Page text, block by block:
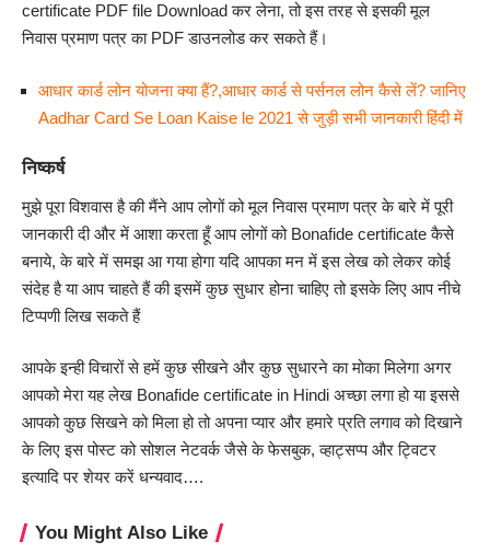
certificate PDF file Download कर लेना, तो इस तरह से इसकी मूल
निवास प्रमाण पत्र का PDF डाउनलोड कर सकते हैं।
आधार कार्ड लोन योजना क्या हैं?,आधार कार्ड से पर्सनल लोन कैसे लें? जानिए
Aadhar Card Se Loan Kaise le 2021 से जुड़ी सभी जानकारी हिंदी में
निष्कर्ष
मुझे पूरा विशवास है की मैंने आप लोगों को मूल निवास प्रमाण पत्र के बारे में पूरी
जानकारी दी और में आशा करता हूँ आप लोगों को Bonafide certificate कैसे
बनाये, के बारे में समझ आ गया होगा यदि आपका मन में इस लेख को लेकर कोई
संदेह है या आप चाहते हैं की इसमें कुछ सुधार होना चाहिए तो इसके लिए आप नीचे
टिप्पणी लिख सकते हैं
आपके इन्ही विचारों से हमें कुछ सीखने और कुछ सुधारने का मोका मिलेगा अगर
आपको मेरा यह लेख Bonafide certificate in Hindi अच्छा लगा हो या इससे
आपको कुछ सिखने को मिला हो तो अपना प्यार और हमारे प्रति लगाव को दिखाने
के लिए इस पोस्ट को सोशल नेटवर्क जैसे के फेसबुक, व्हाट्सप्प और ट्विटर
इत्यादि पर शेयर करें धन्यवाद….
You Might Also Like